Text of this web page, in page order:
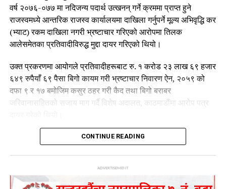
वर्ष २०७६-०७७ मा नदिजन्य पदार्थ उत्खनन् गर्ने क्रममा प्राप्त हुने
राजस्वमध्ये आन्तरिक राजस्व कार्यालयमा दाखिला गर्नुपर्ने मूल्य अभिवृद्धि कर
(भ्याट) रकम दाखिला नगरी भ्रष्टाचार गरिएको आरोपमा तिलक
आलेसमेतका प्रतिवादीविरुद्ध मुद्दा दायर गरिएको थियो।
उक्त प्रकरणमा आयोगले प्रतिवादीहरूबाट रु. १ करोड २३ लाख ६९ हजार
६४९ रुपैयाँ ६९ पैसा बिगो कायम गरी भ्रष्टाचार निवारण ऐन, २०५९ को
दफा ९ र १७ बमोजिम कसुर ठहर गरी कैद तथा बिगो बराबर
जरिवानासहितको सजाय माग गर्दै विशेष अदालत, काठमाडौंमा आरोप पत्र
तर विशेष अदालतले मिति २०८२।१२।१० मा गरेको फैसलाबाट
पुनरावेदनको निवेदन दर्ता गरेको जनाएको छ।
CONTINUE READING
ADVERTISEMENT